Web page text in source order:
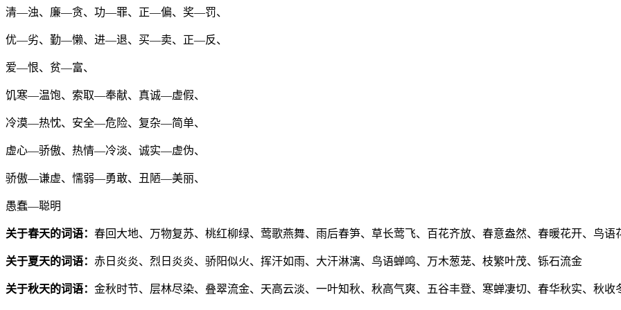
清—浊、廉—贪、功—罪、正—偏、奖—罚、
优—劣、勤—懒、进—退、买—卖、正—反、
爱—恨、贫—富、
饥寒—温饱、索取—奉献、真诚—虚假、
冷漠—热忱、安全—危险、复杂—简单、
虚心—骄傲、热情—冷淡、诚实—虚伪、
骄傲—谦虚、懦弱—勇敢、丑陋—美丽、
愚蠢—聪明
关于春天的词语： 春回大地、万物复苏、桃红柳绿、莺歌燕舞、雨后春笋、草长莺飞、百花齐放、春意盎然、春暖花开、鸟语
关于夏天的词语： 赤日炎炎、烈日炎炎、骄阳似火、挥汗如雨、大汗淋漓、鸟语蝉鸣、万木葱茏、枝繁叶茂、铄石流金
关于秋天的词语： 金秋时节、层林尽染、叠翠流金、天高云淡、一叶知秋、秋高气爽、五谷丰登、寒蝉凄切、春华秋实、秋收